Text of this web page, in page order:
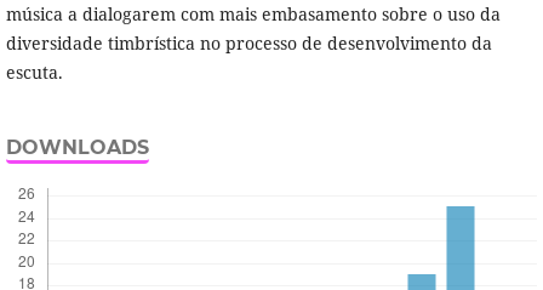
música a dialogarem com mais embasamento sobre o uso da
diversidade timbrística no processo de desenvolvimento da
escuta.
DOWNLOADS